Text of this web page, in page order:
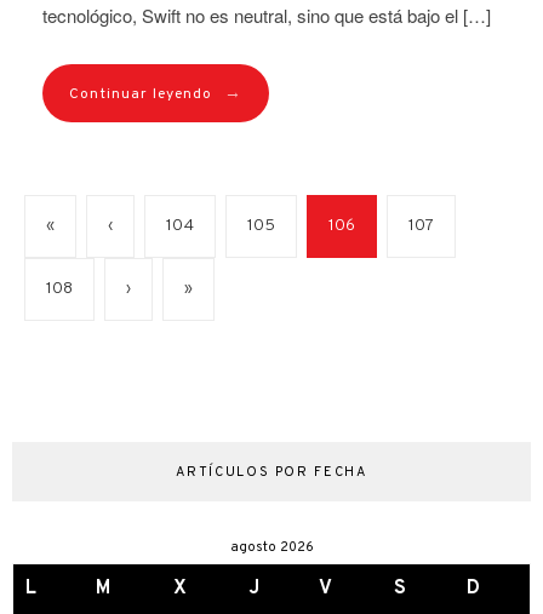
tecnológico, Swift no es neutral, sino que está bajo el […]
Continuar leyendo →
« ‹ 104 105 106 107
108 › »
ARTÍCULOS POR FECHA
agosto 2026
L M X J V S D